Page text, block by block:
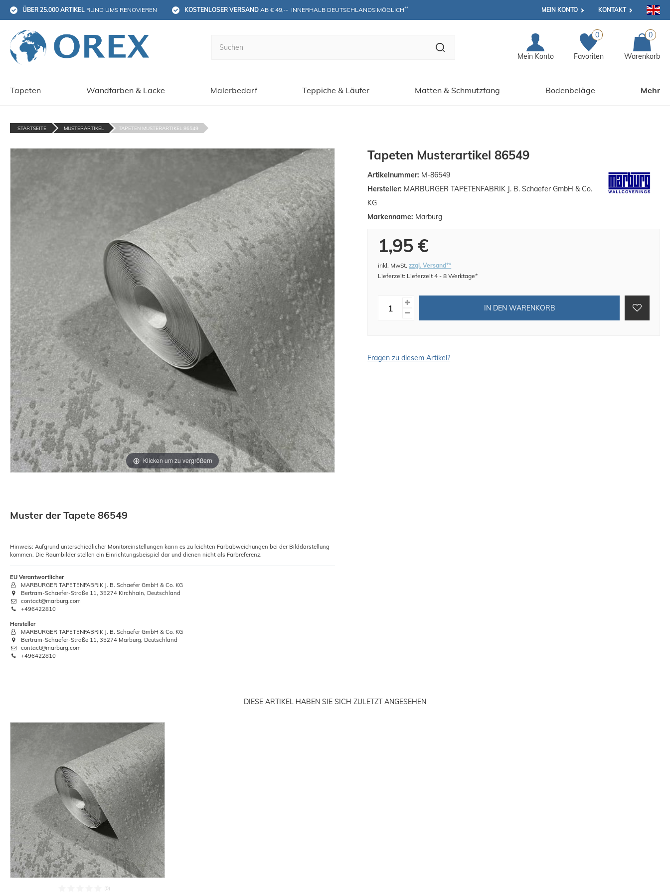
ÜBER 25.000 ARTIKEL RUND UMS RENOVIEREN KOSTENLOSER VERSAND AB € 49,--  INNERHALB DEUTSCHLANDS MÖGLICH** MEIN KONTO KONTAKT
Mein Konto
0
Favoriten
0
Warenkorb
Tapeten Wandfarben & Lacke Malerbedarf Teppiche & Läufer Matten & Schmutzfang Bodenbeläge Mehr
STARTSEITE MUSTERARTIKEL TAPETEN MUSTERARTIKEL 86549
Klicken um zu vergrößern
Tapeten Musterartikel 86549
Artikelnummer: M-86549
Hersteller: MARBURGER TAPETENFABRIK J. B. Schaefer GmbH & Co.
KG
Markenname: Marburg
1,95 €
inkl. MwSt.zzgl. Versand**
Lieferzeit: Lieferzeit 4 - 8 Werktage*
IN DEN WARENKORB
Fragen zu diesem Artikel?
Muster der Tapete 86549
Hinweis: Aufgrund unterschiedlicher Monitoreinstellungen kann es zu leichten Farbabweichungen bei der Bilddarstellung
kommen. Die Raumbilder stellen ein Einrichtungsbeispiel dar und dienen nicht als Farbreferenz.
EU Verantwortlicher
MARBURGER TAPETENFABRIK J. B. Schaefer GmbH & Co. KG
Bertram-Schaefer-Straße 11, 35274 Kirchhain, Deutschland
contact@marburg.com
+496422810
Hersteller
MARBURGER TAPETENFABRIK J. B. Schaefer GmbH & Co. KG
Bertram-Schaefer-Straße 11, 35274 Marburg, Deutschland
contact@marburg.com
+496422810
DIESE ARTIKEL HABEN SIE SICH ZULETZT ANGESEHEN